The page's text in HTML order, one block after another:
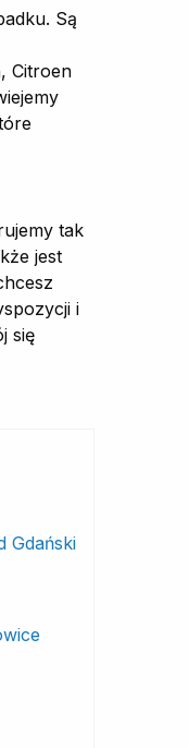
Są
Citroen
tak
jest
i
się
Gdański